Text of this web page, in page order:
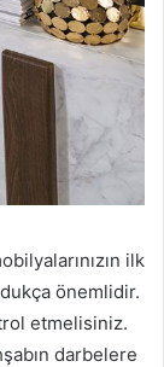
ilk
önemlidir.
etmelisiniz.
darbelere